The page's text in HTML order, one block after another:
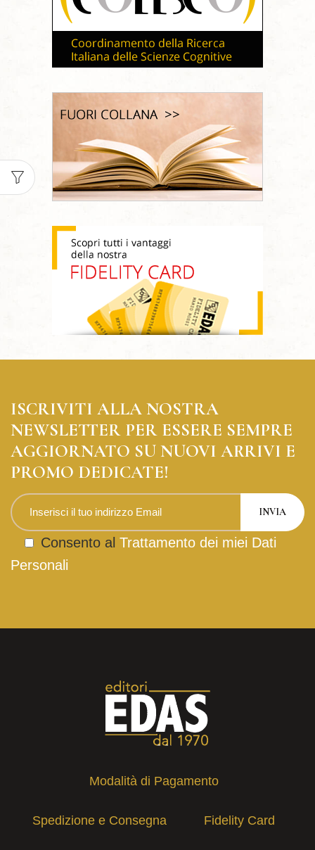
ISCRIVITI ALLA NOSTRA
NEWSLETTER PER ESSERE SEMPRE
AGGIORNATO SU NUOVI ARRIVI E
PROMO DEDICATE!
Consento al Trattamento dei miei Dati
Personali
Modalità di Pagamento
Spedizione e Consegna Fidelity Card